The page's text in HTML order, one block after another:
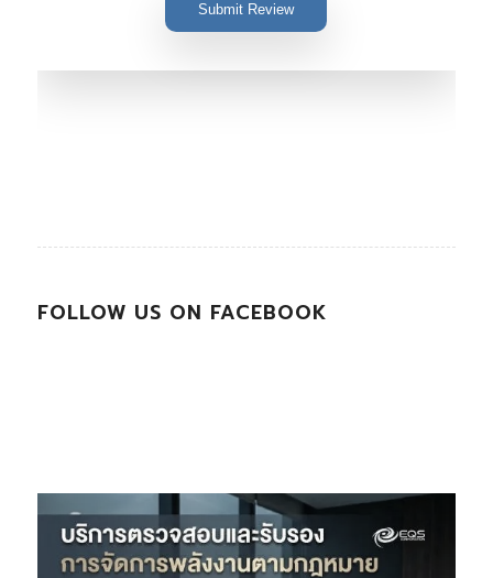
Submit Review
FOLLOW US ON FACEBOOK